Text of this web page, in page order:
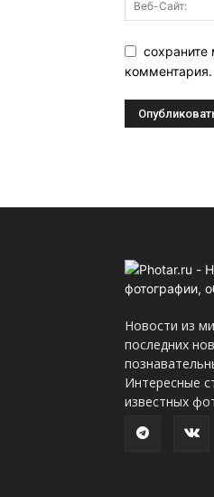
комментария.
Новости из
последних
Интересные
известных